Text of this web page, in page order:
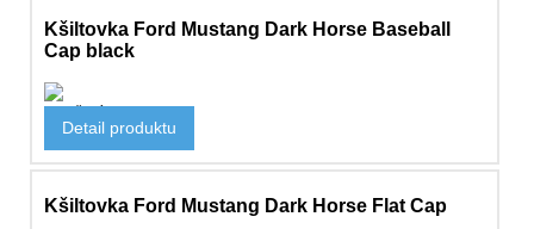
Kšiltovka Ford Mustang Dark Horse Baseball
Cap black
567 Kč
Detail produktu
Kšiltovka Ford Mustang Dark Horse Flat Cap